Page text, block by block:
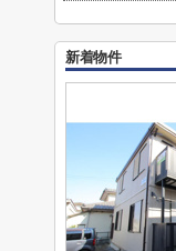
新着物件